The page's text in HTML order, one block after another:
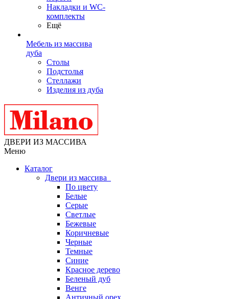
Накладки и WC-
комплекты
Ещё
Мебель из массива
дуба
Столы
Подстолья
Стеллажи
Изделия из дуба
ДВЕРИ ИЗ МАССИВА
Меню
Каталог
Двери из массива
По цвету
Белые
Серые
Светлые
Бежевые
Коричневые
Черные
Темные
Синие
Красное дерево
Беленый дуб
Венге
Античный орех